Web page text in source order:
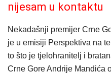
nijesam u kontaktu
Nekadašnji premijer Crne
je u emisiji Perspektiva na
to što je tjelohranitelj i
Crne Gore Andrije Mandića